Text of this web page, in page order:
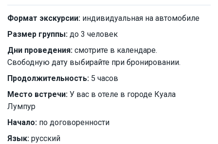
Формат экскурсии: индивидуальная на автомобиле
Размер группы: до 3 человек
Дни проведения: смотрите в календаре.
Свободную дату выбирайте при бронировании.
Продолжительность: 5 часов
Место встречи: У вас в отеле в городе Куала
Лумпур
Начало: по договоренности
Язык: русский